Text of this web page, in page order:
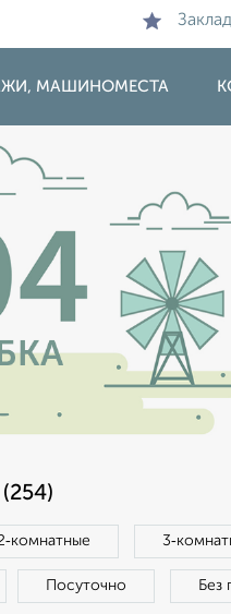
МАШИНОМЕСТА
Посуточно Без